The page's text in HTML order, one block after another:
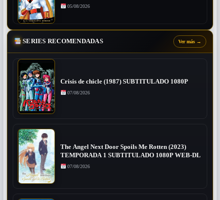
05/08/2026
SERIES RECOMENDADAS Ver más →
Crisis de chicle (1987) SUBTITULADO 1080P
07/08/2026
The Angel Next Door Spoils Me Rotten (2023)
TEMPORADA 1 SUBTITULADO 1080P WEB-DL
07/08/2026